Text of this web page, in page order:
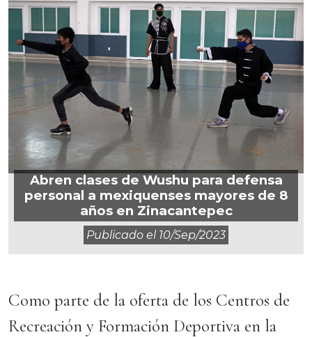
Abren clases de Wushu para defensa
personal a mexiquenses mayores de 8
años en Zinacantepec
Publicado el 10/sep/2023
Como parte de la oferta de los Centros de
Recreación y Formación Deportiva en la